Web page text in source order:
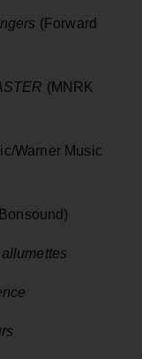
(Forward
(MNRK
Warner Music